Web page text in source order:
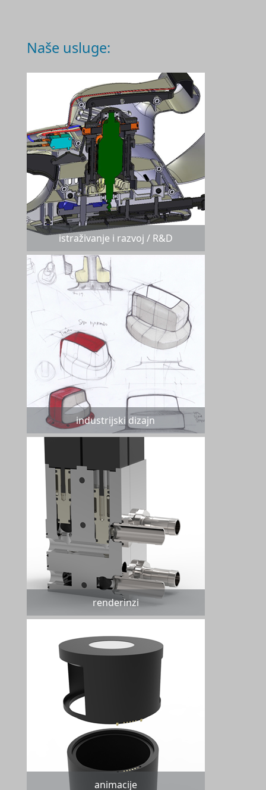
Naše usluge:
istraživanje i razvoj / R&D
industrijski dizajn
renderinzi
animacije